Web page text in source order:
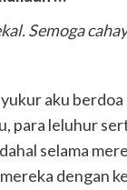
Semoga
aku
para leluhur
selama
dengan